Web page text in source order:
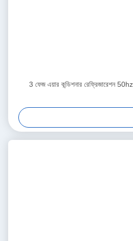
3 ফেজ এয়ার কন্ডিশনার